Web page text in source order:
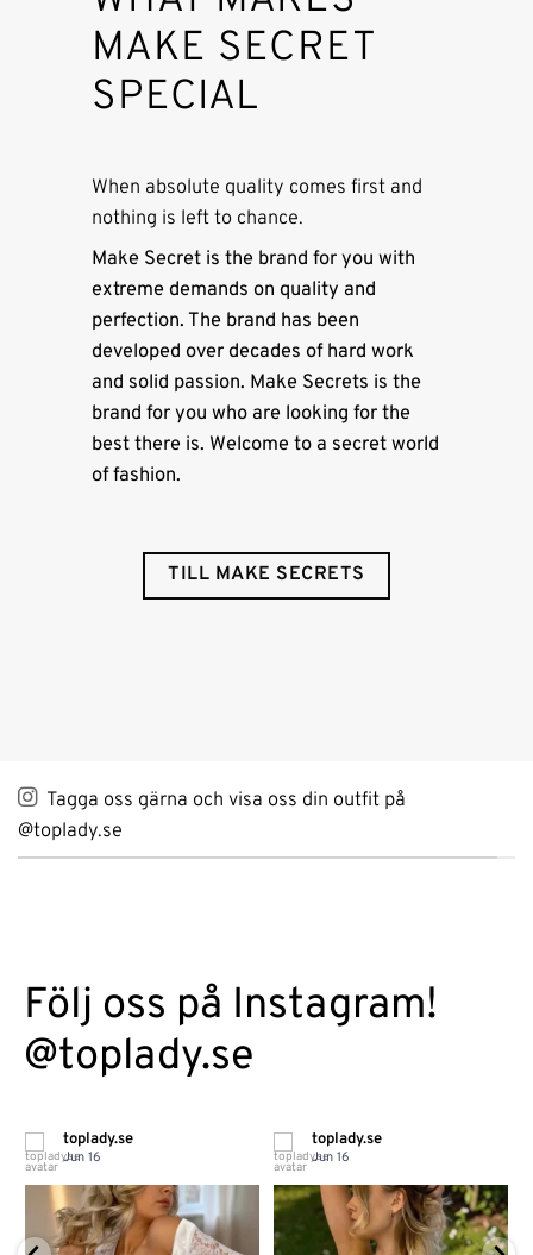
MAKE SECRET
SPECIAL
When absolute quality comes first and
nothing is left to chance.
Make Secret is the brand for you with
extreme demands on quality and
perfection. The brand has been
developed over decades of hard work
and solid passion. Make Secrets is the
brand for you who are looking for the
best there is. Welcome to a secret world
of fashion.
TILL MAKE SECRETS
Tagga oss gärna och visa oss din outfit på
@toplady.se
Följ oss på Instagram!
@toplady.se
toplady.se
Jun 16
toplady.se
Jun 16